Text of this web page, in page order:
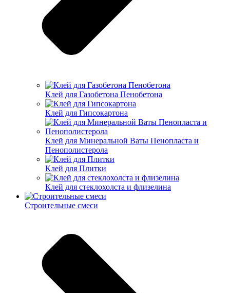
Клей для Газобетона Пенобетона
Клей для Гипсокартона
Клей для Минеральной Ваты Пенопласта и
Пенополистерола
Клей для Плитки
Клей для стеклохолста и флизелина
Строительные смеси